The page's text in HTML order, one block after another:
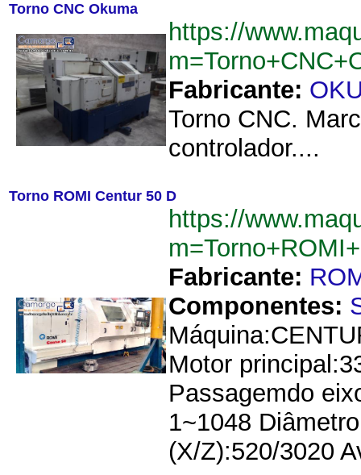
Torno CNC Okuma
https://
Fabricante:
Torno CNC.
controlador....
Torno ROMI Centur 50 D
https://
Fabricante:
Componentes:
Motor
Passagemdo
1~1048
(X/Z):520/3020